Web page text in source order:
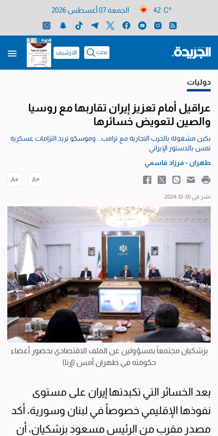
42 C° الجمعة 07 أغسطس 2026
بحث الارشيف
دوليات
عراقيل أمام تعزيز إيران تقاربها مع روسيا
والصين لتعويض خسائرها
بكين مشغولة بالحرب التجارية مع ترامب... وموسكو تريد التزامات عسكرية
تمس بالدستور الإيراني
طهران - فرزاد قاسمي
نشر في 30-12-2024
بزشكيان مجتمعاً بمسؤولين عن الملف الاقتصادي بحضور أعضاء
حكومته في طهران أمس (إرنا)
بعد الخسائر التي تكبدتها إيران على مستوى
نفوذها الإقليمي خصوصاً في لبنان وسورية، أكد
مصدر مقرب من الرئيس مسعود بزشكيان، أن